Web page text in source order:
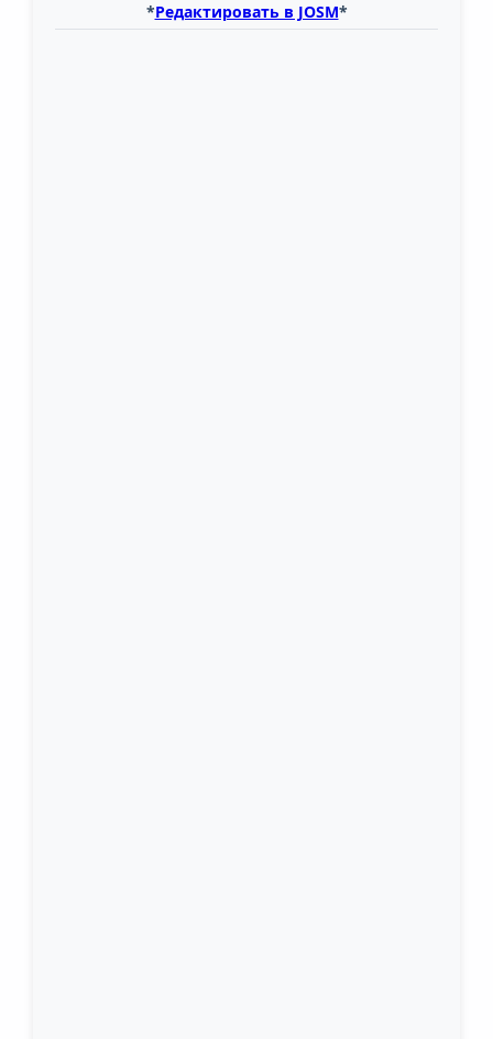
*Редактировать в JOSM*